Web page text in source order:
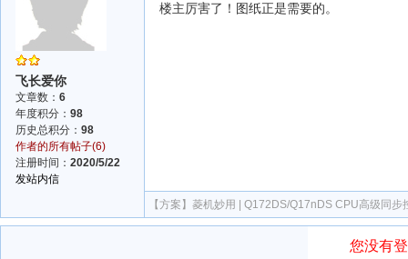
飞长爱你
文章数： 6
年度积分： 98
历史总积分： 98
作者的所有帖子(6)
注册时间： 2020/5/22
发站内信
楼主厉害了！图纸正是需要的。
【方案】 菱机妙用 | Q172DS/Q17nDS CPU高级同步